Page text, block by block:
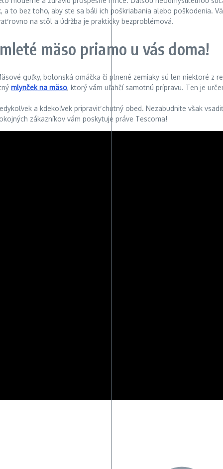
to bez toho, aby ste sa báli ich poškriabania alebo poškodenia.
rovno na stôl a údržba je prakticky bezproblémová.
mäso priamo u vás doma!
guľky, bolonská omáčka či plnené zemiaky sú len niektoré z
mlynček na mäso, ktorý vám uľahčí samotnú prípravu. Ten je
a kdekoľvek pripraviť chutný obed. Nezabudnite však
zákazníkov vám poskytuje práve Tescoma!